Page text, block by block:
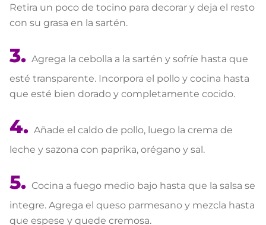
Retira un poco de tocino para decorar y deja el resto
con su grasa en la sartén.
Agrega la cebolla a la sartén y sofríe hasta que
esté transparente. Incorpora el pollo y cocina hasta
que esté bien dorado y completamente cocido.
Añade el caldo de pollo, luego la crema de
leche y sazona con paprika, orégano y sal.
Cocina a fuego medio bajo hasta que la salsa se
integre. Agrega el queso parmesano y mezcla hasta
que espese y quede cremosa.